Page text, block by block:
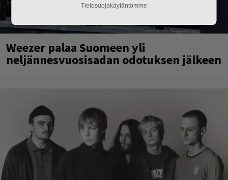
Weezer palaa Suomeen yli
neljännesvuosisadan odotuksen jälkeen
Tietosuojakäytäntömme